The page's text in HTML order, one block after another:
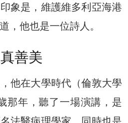
象是，維護維多利亞海港
，他也是一位詩人。
善美
他在大學時代（倫敦大學
那年，聽了一場演講，是